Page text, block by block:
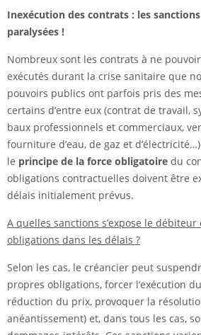
Inexécution des contrats : les
paralysées !
Nombreux sont les contrats à ne
exécutés durant la crise sanitaire que
pouvoirs publics ont parfois pris des
certains d’entre eux (contrat de travail,
baux professionnels et commerciaux,
fourniture d’eau, de gaz et
le principe de la force obligatoire du
obligations contractuelles doivent être
délais initialement prévus.
A quelles sanctions s’expose le débiteur
obligations dans les délais ?
Selon les cas, le créancier peut
propres obligations, forcer l’exécution
réduction du prix, provoquer la
anéantissement) et, dans tous les cas,